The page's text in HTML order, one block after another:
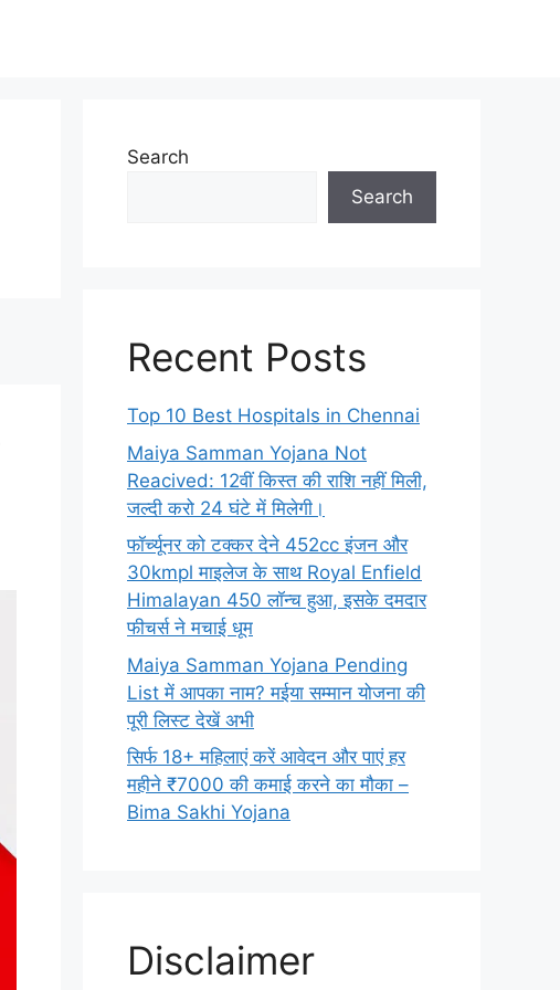
Search
Search
Recent Posts
Top 10 Best Hospitals in Chennai
Maiya Samman Yojana Not
Reacived: 12वीं किस्त की राशि नहीं मिली,
जल्दी करो 24 घंटे में मिलेगी।
फॉर्च्यूनर को टक्कर देने 452cc इंजन और
30kmpl माइलेज के साथ Royal Enfield
Himalayan 450 लॉन्च हुआ, इसके दमदार
फीचर्स ने मचाई धूम
Maiya Samman Yojana Pending
List में आपका नाम? मईया सम्मान योजना की
पूरी लिस्ट देखें अभी
सिर्फ 18+ महिलाएं करें आवेदन और पाएं हर
महीने ₹7000 की कमाई करने का मौका –
Bima Sakhi Yojana
Disclaimer